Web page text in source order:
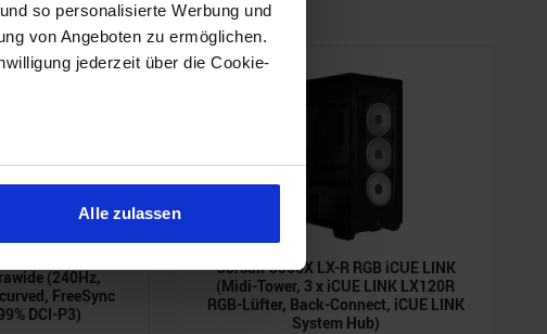
so personalisierte Werbung und
von Angeboten zu ermöglichen.
jederzeit über die Cookie-
sein können
Sie Ihre Präferenzen im
Medien anbieten zu können
Alle zulassen
(240Hz,
FreeSync
DCI-P3)
Corsair 3500X LX-R RGB iCUE LINK
(Midi-Tower, 3 x iCUE LINK LX120R
RGB-Lüfter, Back-Connect, iCUE LINK
System Hub)